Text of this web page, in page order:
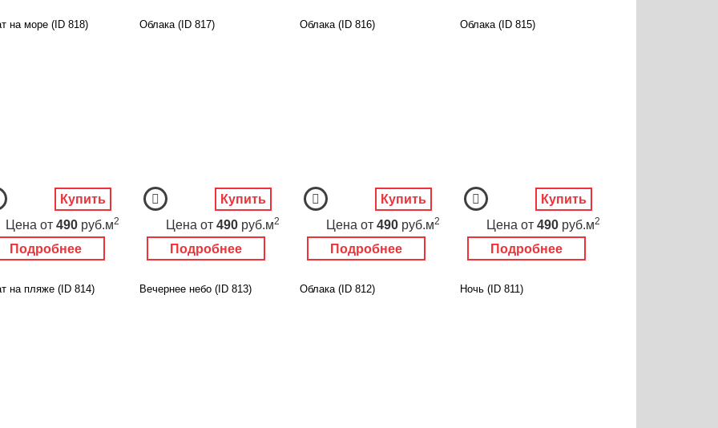
на море (ID 818)
Подробнее
Цена от 490 руб.м2
Купить
Облака (ID 817)
Подробнее
Цена от 490 руб.м2
Купить
Облака (ID 816)
Подробнее
Цена от 490 руб.м2
Купить
Облака (ID 815)
Подробнее
Цена от 490 руб.м2
Купить
на пляже (ID 814) Вечернее небо (ID 813) Облака (ID 812) Ночь (ID 811)